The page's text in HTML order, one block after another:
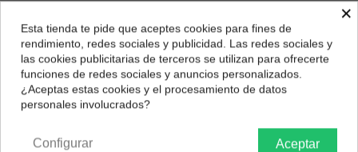
metros)CHS-8
Marca: Caruba
13,57 €
¿Dónde deseas recibir tu pedido?
Selecciona tu ubicación para mostrarte los precios e
impuestos correctos para tu región.
×
Esta tienda te pide que aceptes cookies para fines de
rendimiento, redes sociales y publicidad. Las redes sociales y
las cookies publicitarias de terceros se utilizan para ofrecerte
funciones de redes sociales y anuncios personalizados.
¿Aceptas estas cookies y el procesamiento de datos
personales involucrados?
Aceptar
Configurar